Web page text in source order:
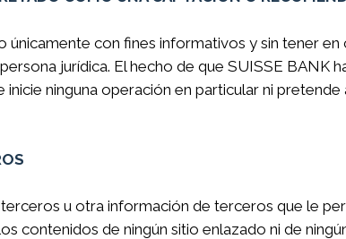
únicamente con fines informativos y sin tener
jurídica. El hecho de que SUISSE BANK
ninguna operación en particular ni
u otra información de terceros que le
contenidos de ningún sitio enlazado ni de